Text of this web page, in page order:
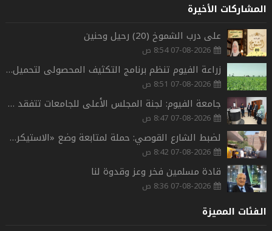
المشاركات الأخيرة
على درب الشموخ (20) رحيل وحنين
07-08-2026 8:54 ص
زراعة الفيوم تنظم برنامج التكثيف المحصولى لتحميل السمسم على القطن بمركز الفيوم
07-08-2026 8:51 ص
جامعة الفيوم: لجنة المجلس الأعلى للجامعات تتفقد اختبارات قدرات كلية علوم الرياضة
07-08-2026 8:47 ص
لضبط الشارع القوصي: حملة لمتابعة وضع «الاستيكر» وتحصيل الكارتات الشهرية لمركبات التوك توك
07-08-2026 8:42 ص
قادة مسلمين فخر وعز وقدوة لنا
07-08-2026 8:36 ص
الفئات المميزة